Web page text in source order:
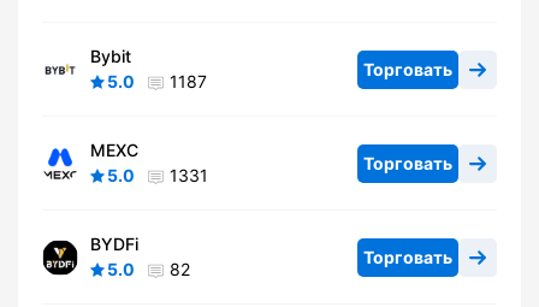
Bybit
5.0
1187
Торговать
MEXC
5.0
1331
Торговать
BYDFi
5.0
82
Торговать